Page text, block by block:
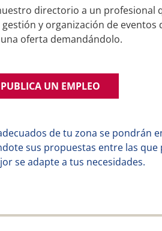
directorio a un profesional
y organización de eventos
oferta demandándolo.
PUBLICA UN EMPLEO
de tu zona se pondrán
sus propuestas entre las que
se adapte a tus necesidades.